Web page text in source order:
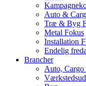
Auto &
Træ & Byg
Metal Fokus
Installation
Endelig
Brancher
Auto, Cargo